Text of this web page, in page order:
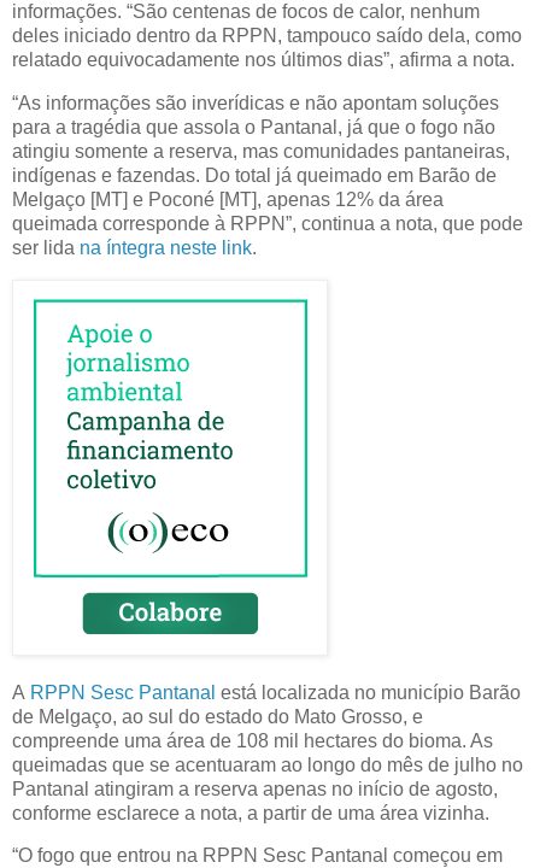
informações. “São centenas de focos de calor, nenhum
deles iniciado dentro da RPPN, tampouco saído dela, como
relatado equivocadamente nos últimos dias”, afirma a nota.
“As informações são inverídicas e não apontam soluções
para a tragédia que assola o Pantanal, já que o fogo não
atingiu somente a reserva, mas comunidades pantaneiras,
indígenas e fazendas. Do total já queimado em Barão de
Melgaço [MT] e Poconé [MT], apenas 12% da área
queimada corresponde à RPPN”, continua a nota, que pode
ser lida na íntegra neste link.
A RPPN Sesc Pantanal está localizada no município Barão
de Melgaço, ao sul do estado do Mato Grosso, e
compreende uma área de 108 mil hectares do bioma. As
queimadas que se acentuaram ao longo do mês de julho no
Pantanal atingiram a reserva apenas no início de agosto,
conforme esclarece a nota, a partir de uma área vizinha.
“O fogo que entrou na RPPN Sesc Pantanal começou em